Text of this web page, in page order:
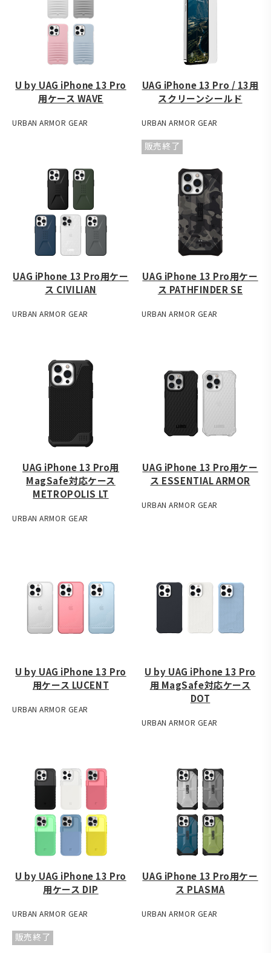
U by UAG iPhone 13 Pro
用ケース WAVE
URBAN ARMOR GEAR
UAG iPhone 13 Pro / 13用
スクリーンシールド
URBAN ARMOR GEAR
UAG iPhone 13 Pro用ケー
ス CIVILIAN
URBAN ARMOR GEAR
販売終了
UAG iPhone 13 Pro用ケー
ス PATHFINDER SE
URBAN ARMOR GEAR
UAG iPhone 13 Pro用
MagSafe対応ケース
METROPOLIS LT
URBAN ARMOR GEAR
UAG iPhone 13 Pro用ケー
ス ESSENTIAL ARMOR
URBAN ARMOR GEAR
U by UAG iPhone 13 Pro
用ケース LUCENT
URBAN ARMOR GEAR
U by UAG iPhone 13 Pro
用 MagSafe対応ケース
DOT
URBAN ARMOR GEAR
U by UAG iPhone 13 Pro
用ケース DIP
URBAN ARMOR GEAR
UAG iPhone 13 Pro用ケー
ス PLASMA
URBAN ARMOR GEAR
販売終了